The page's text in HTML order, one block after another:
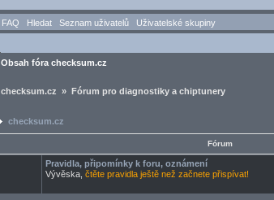
FAQ Hledat Seznam uživatelů Uživatelské skupiny
Obsah fóra checksum.cz
checksum.cz » Fórum pro diagnostiky a chiptunery
checksum.cz
Fórum
Pravidla, připomínky k foru, oznámení
Vývěska, čtěte pravidla ještě než začnete přispívat!